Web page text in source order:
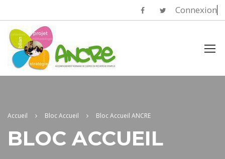
Connexion
Accueil Bloc Accueil Bloc Accueil ANCRE
BLOC ACCUEIL